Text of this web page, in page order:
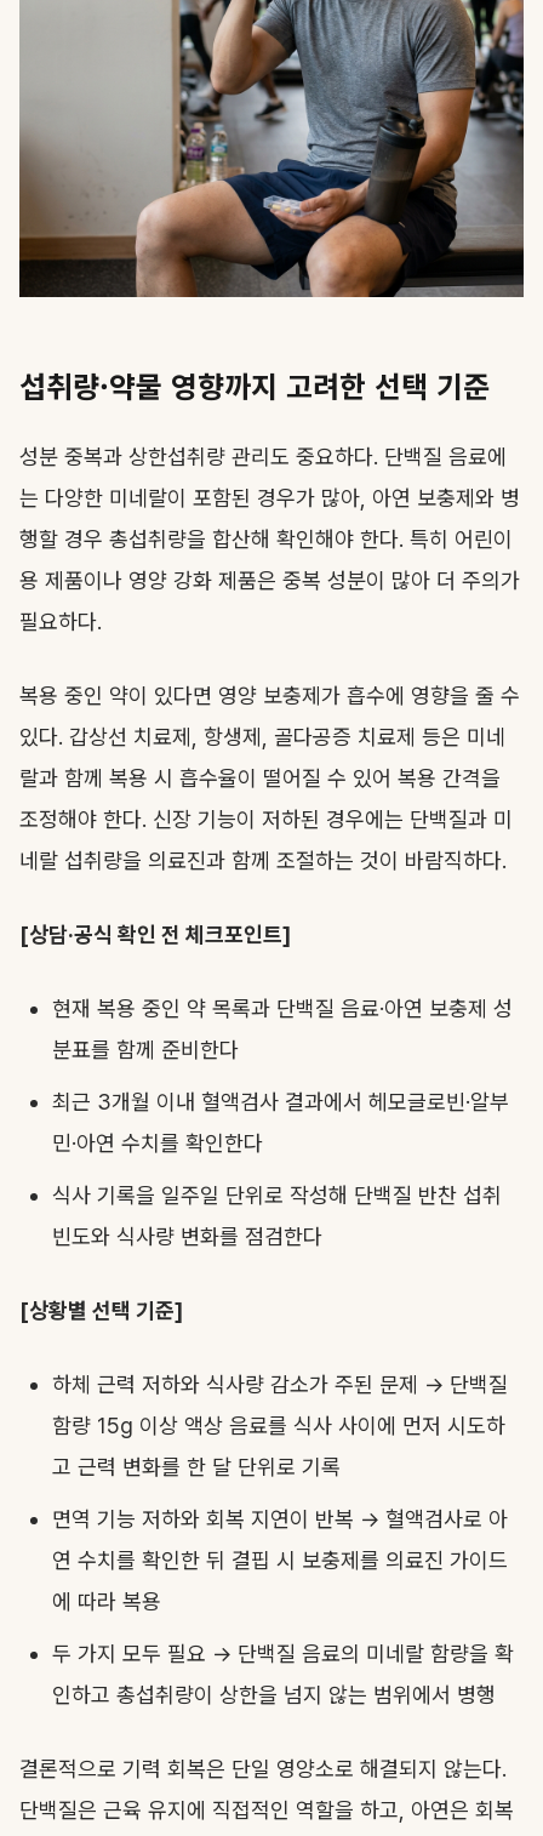
섭취량·약물 영향까지 고려한 선택 기준
성분 중복과 상한섭취량 관리도 중요하다. 단백질 음료에
는 다양한 미네랄이 포함된 경우가 많아, 아연 보충제와 병
행할 경우 총섭취량을 합산해 확인해야 한다. 특히 어린이
용 제품이나 영양 강화 제품은 중복 성분이 많아 더 주의가
필요하다.
복용 중인 약이 있다면 영양 보충제가 흡수에 영향을 줄 수
있다. 갑상선 치료제, 항생제, 골다공증 치료제 등은 미네
랄과 함께 복용 시 흡수율이 떨어질 수 있어 복용 간격을
조정해야 한다. 신장 기능이 저하된 경우에는 단백질과 미
네랄 섭취량을 의료진과 함께 조절하는 것이 바람직하다.
[상담·공식 확인 전 체크포인트]
현재 복용 중인 약 목록과 단백질 음료·아연 보충제 성
분표를 함께 준비한다
최근 3개월 이내 혈액검사 결과에서 헤모글로빈·알부
민·아연 수치를 확인한다
식사 기록을 일주일 단위로 작성해 단백질 반찬 섭취
빈도와 식사량 변화를 점검한다
[상황별 선택 기준]
하체 근력 저하와 식사량 감소가 주된 문제 → 단백질
함량 15g 이상 액상 음료를 식사 사이에 먼저 시도하
고 근력 변화를 한 달 단위로 기록
면역 기능 저하와 회복 지연이 반복 → 혈액검사로 아
연 수치를 확인한 뒤 결핍 시 보충제를 의료진 가이드
에 따라 복용
두 가지 모두 필요 → 단백질 음료의 미네랄 함량을 확
인하고 총섭취량이 상한을 넘지 않는 범위에서 병행
결론적으로 기력 회복은 단일 영양소로 해결되지 않는다.
단백질은 근육 유지에 직접적인 역할을 하고, 아연은 회복